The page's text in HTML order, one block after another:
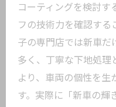
選び方で差
イント
東京都大田
とは
話題の評判や耐
今
コーティングを検討す
フの技術力を確認する
子の専門店では新車だ
多く、丁寧な下地処理
より、車両の個性を生
す。実際に「新車の輝